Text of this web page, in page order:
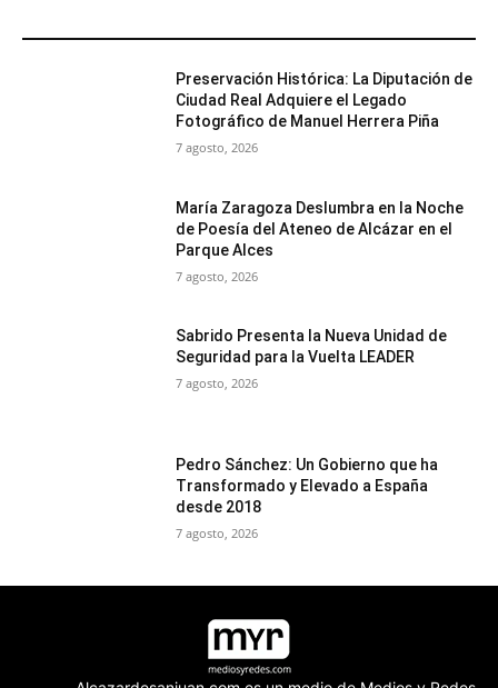
Preservación Histórica: La Diputación de
Ciudad Real Adquiere el Legado
Fotográfico de Manuel Herrera Piña
7 agosto, 2026
María Zaragoza Deslumbra en la Noche
de Poesía del Ateneo de Alcázar en el
Parque Alces
7 agosto, 2026
Sabrido Presenta la Nueva Unidad de
Seguridad para la Vuelta LEADER
7 agosto, 2026
Pedro Sánchez: Un Gobierno que ha
Transformado y Elevado a España
desde 2018
7 agosto, 2026